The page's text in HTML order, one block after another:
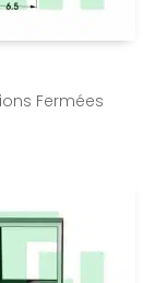
Fermées